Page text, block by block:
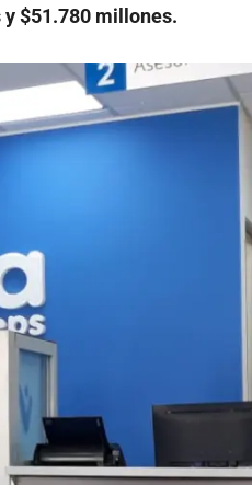
$51.780 millones.